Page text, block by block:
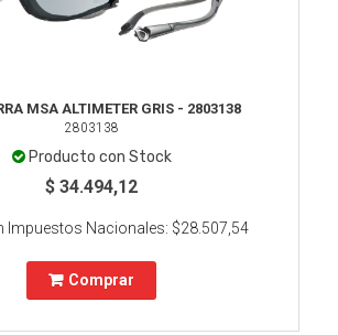
MSA ALTIMETER GRIS - 2803138
2803138
Producto con Stock
$ 34.494,12
Impuestos Nacionales: $28.507,54
Comprar